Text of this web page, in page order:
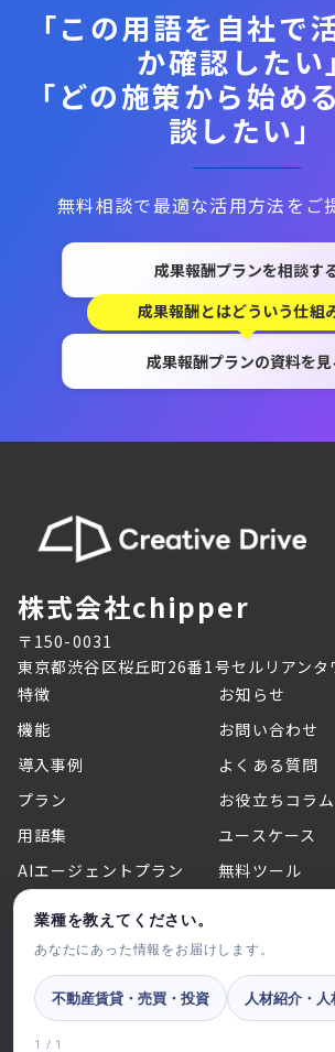
「この用語を自社で
か確認したい
「どの施策から始め
談したい」
無料相談で最適な活用方法をご
成果報酬プランを相談す
成果報酬とはどういう仕組
成果報酬プランの資料を見
株式会社chipper
〒150-0031
東京都渋谷区桜丘町26番1号セルリアン
特徴
お知らせ
機能
お問い合わせ
導入事例
よくある質問
プラン
お役立ちコラム
用語集
ユースケース
AIエージェントプラン
無料ツール
©2026 chipper Inc.
運営会社サービス利用規約プライバシーポリシ
特定商取引法に関する法律に基づく表記
業種を教えてください。
あなたにあった情報をお届けします。
不動産賃貸・売買・投資 人材紹介・
1 / 1